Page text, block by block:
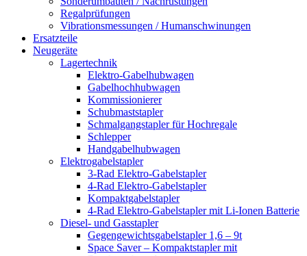
Regalprüfungen
Vibrationsmessungen / Humanschwinungen
Ersatzteile
Neugeräte
Lagertechnik
Elektro-Gabelhubwagen
Gabelhochhubwagen
Kommissionierer
Schubmaststapler
Schmalgangstapler für Hochregale
Schlepper
Handgabelhubwagen
Elektrogabelstapler
3-Rad Elektro-Gabelstapler
4-Rad Elektro-Gabelstapler
Kompaktgabelstapler
4-Rad Elektro-Gabelstapler mit Li-Ionen Batterie
Diesel- und Gasstapler
Gegengewichtsgabelstapler 1,6 – 9t
Space Saver – Kompaktstapler mit